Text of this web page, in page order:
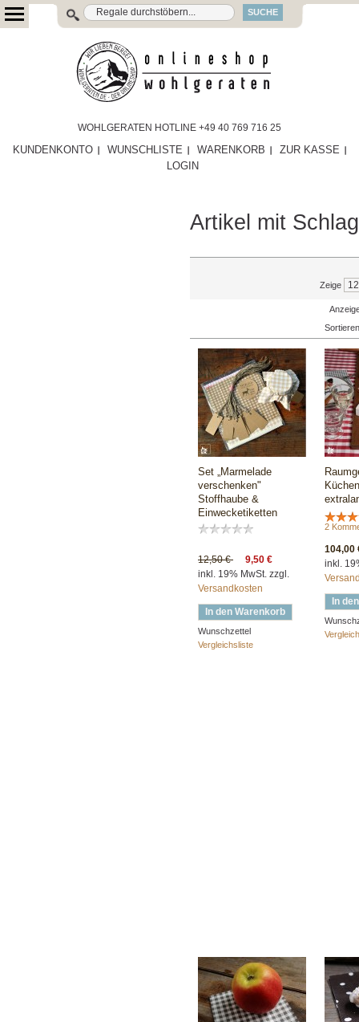
SUCHE
WOHLGERATEN HOTLINE +49 40 769 716 25
KUNDENKONTO WUNSCHLISTE WARENKORB
ZUR KASSE
LOGIN
Artikel mit
Zeige
Set „Marmelade
verschenken"
Stoffhaube &
Einwecketiketten
12,50 €
9,50 €
inkl. 19% MwSt. zzgl.
Versandkosten
In den Warenkorb
Wunschzettel
Vergleichsliste
2
104,00
inkl.
In